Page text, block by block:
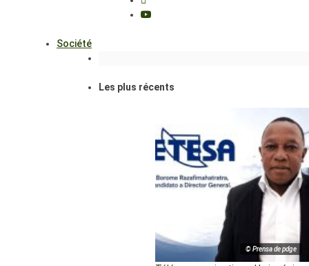
Société
Les plus récents
© Prensa de pdge